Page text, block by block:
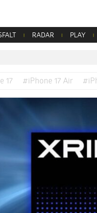
RADAR PLAY
17 #iPhone 17 Air